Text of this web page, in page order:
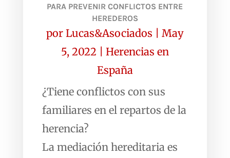
PARA PREVENIR CONFLICTOS ENTRE
HEREDEROS
por Lucas&Asociados
May
5, 2022
Herencias en
España
¿Tiene conflictos con sus
familiares en el repartos de la
herencia?
La mediación hereditaria es